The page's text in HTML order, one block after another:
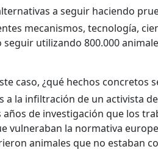
a seguir haciendo
mecanismos, tecnología,
utilizando 800.000
caso, ¿qué hechos concretos
la infiltración de un activista
de investigación que los
vulneraban la normativa
animales que no estaban